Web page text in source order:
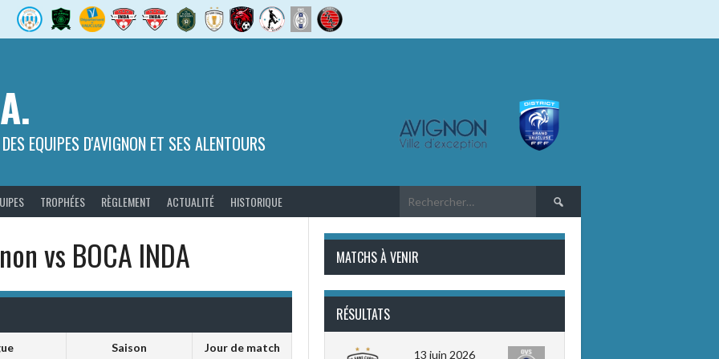
EQUIPES D'AVIGNON ET SES ALENTOURS
TROPHÉES RÈGLEMENT ACTUALITÉ HISTORIQUE Rechercher :
vs BOCA INDA
Saison Jour de match
MATCHS À VENIR
RÉSULTATS
13 juin 2026